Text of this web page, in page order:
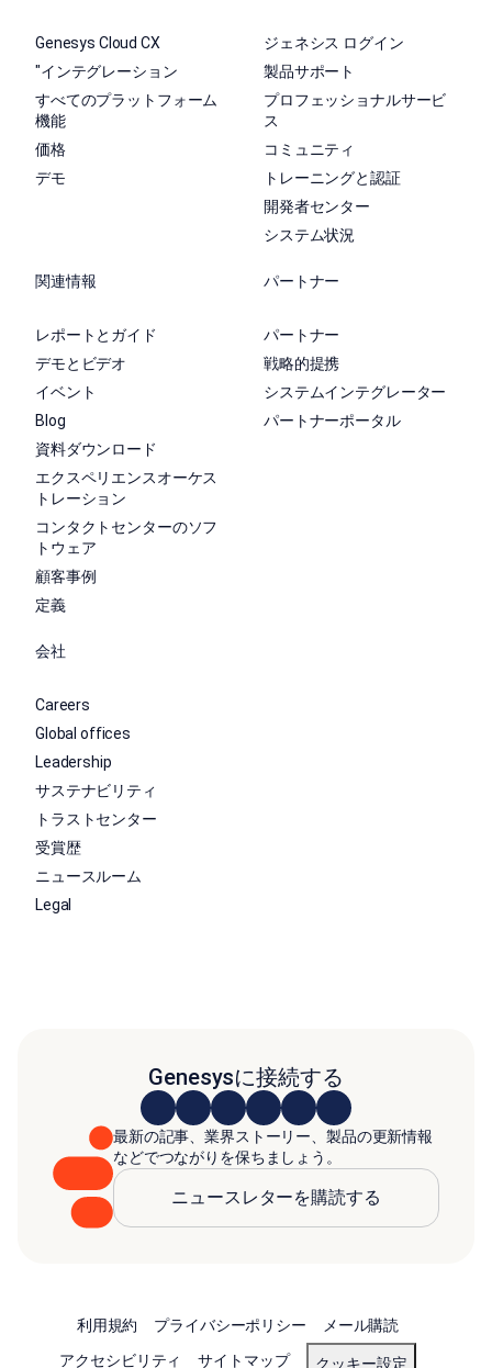
Genesys Cloud CX
"インテグレーション
すべてのプラットフォーム
機能
価格
デモ
ジェネシス ログイン
製品サポート
プロフェッショナルサービ
ス
コミュニティ
トレーニングと認証
開発者センター
システム状況
関連情報
レポートとガイド
デモとビデオ
イベント
Blog
資料ダウンロード
エクスペリエンスオーケス
トレーション
コンタクトセンターのソフ
トウェア
顧客事例
定義
パートナー
パートナー
戦略的提携
システムインテグレーター
パートナーポータル
会社
Careers
Global offices
Leadership
サステナビリティ
トラストセンター
受賞歴
ニュースルーム
Legal
Genesysに接続する
最新の記事、業界ストーリー、製品の更新情報
などでつながりを保ちましょう。
ニュースレターを購読する
利用規約 プライバシーポリシー
メール購読
アクセシビリティ
サイトマップ クッキー設定